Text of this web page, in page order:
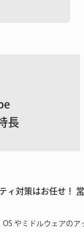
長
ィ対策はお任せ！
OS やミドルウェアの